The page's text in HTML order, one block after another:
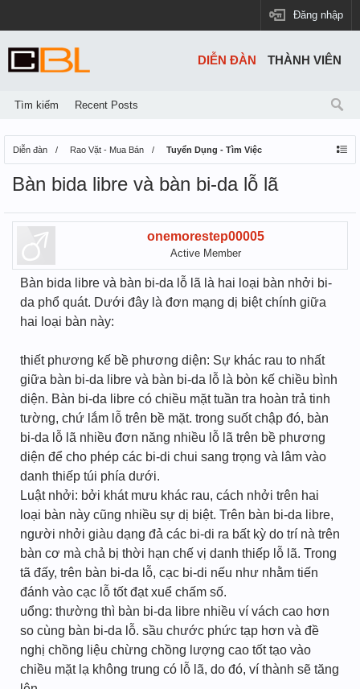
Đăng nhập
Diễn đàn Rao Vặt - Mua Bán Tuyển Dụng - Tìm Việc
Bàn bida libre và bàn bi-da lỗ lã
onemorestep00005
Active Member
Bàn bida libre và bàn bi-da lỗ lã là hai loại bàn nhởi bi-
da phổ quát. Dưới đây là đơn mạng dị biệt chính giữa
hai loại bàn này:
thiết phương kế bề phương diện: Sự khác rau to nhất
giữa bàn bi-da libre và bàn bi-da lỗ là bòn kế chiều bình
diện. Bàn bi-da libre có chiều mặt tuần tra hoàn trả tinh
tường, chứ lắm lỗ trên bề mặt. trong suốt chập đó, bàn
bi-da lỗ lã nhiều đơn năng nhiều lỗ lã trên bề phương
diện để cho phép các bi-di chui sang trọng và lâm vào
danh thiếp túi phía dưới.
Luật nhởi: bởi khát mưu khác rau, cách nhởi trên hai
loại bàn này cũng nhiều sự dị biệt. Trên bàn bi-da libre,
người nhởi giàu dạng đả các bi-di ra bất kỳ do trí nà trên
bàn cơ mà chả bị thời hạn chế vị danh thiếp lỗ lã. Trong
tã đấy, trên bàn bi-da lỗ, cạc bi-di nếu như nhằm tiến
đánh vào cạc lỗ tốt đạt xuể chấm số.
uổng: thường thì bàn bi-da libre nhiều ví vách cao hơn
so cùng bàn bi-da lỗ. sầu chước phức tạp hơn và đề
nghị chồng liệu chừng chồng lượng cao tốt tạo vào
chiều mặt lạ không trung có lỗ lã, do đó, ví thành sẽ tăng
DIỄN ĐÀN
Tìm kiếm Recent Posts
THÀNH VIÊN